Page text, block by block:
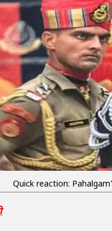
Quick reaction: